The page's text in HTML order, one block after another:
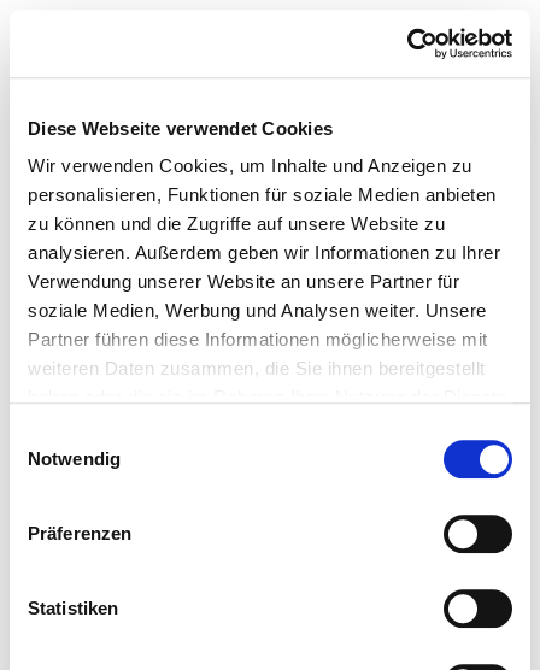
Diese Webseite verwendet Cookies
Wir verwenden Cookies, um Inhalte und Anzeigen zu
personalisieren, Funktionen für soziale Medien anbieten
zu können und die Zugriffe auf unsere Website zu
analysieren. Außerdem geben wir Informationen zu Ihrer
Verwendung unserer Website an unsere Partner für
soziale Medien, Werbung und Analysen weiter. Unsere
Partner führen diese Informationen möglicherweise mit
weiteren Daten zusammen, die Sie ihnen bereitgestellt
Notwendig
Präferenzen
Statistiken